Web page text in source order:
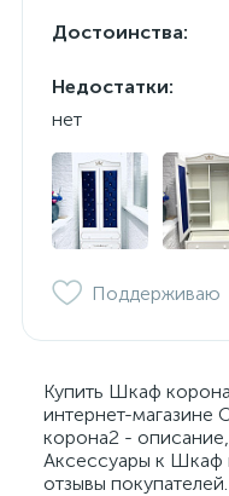
Достоинства:
Недостатки:
нет
Поддерживаю
Купить Шкаф
интернет-магазине
корона2 -
Аксессуары к
отзывы покупателей.